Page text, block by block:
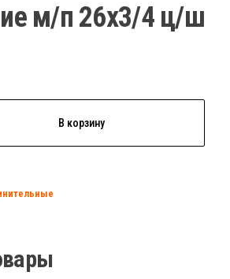
м/п 26х3/4 ц/ш
В корзину